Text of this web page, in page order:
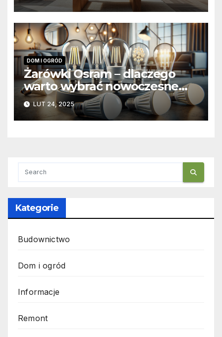
DOM I OGRÓD
Żarówki Osram – dlaczego
warto wybrać nowoczesne
żarówki ledowe?
LUT 24, 2025
Kategorie
Budownictwo
Dom i ogród
Informacje
Remont